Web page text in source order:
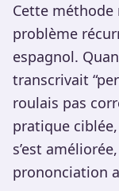
Cette méthode
problème
espagnol.
transcrivait
roulais pas
pratique
s’est
prononciation